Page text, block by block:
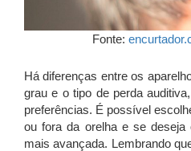
Fonte:
Há diferenças entre os
grau e o tipo de perda
preferências. É possível
ou fora da orelha e se deseja
mais avançada. Lembrando